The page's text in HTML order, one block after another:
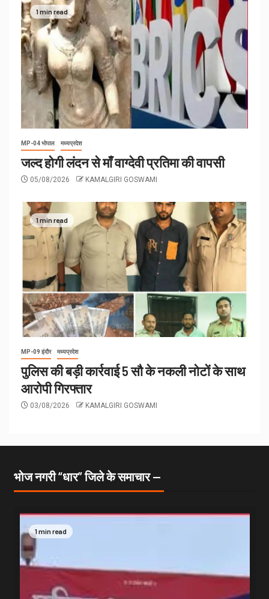
1 min read
MP-04 भोपाल मध्यप्रदेश
जल्द होगी लंदन से माँ वाग्देवी प्रतिमा की वापसी
05/08/2026 KAMALGIRI GOSWAMI
1 min read
MP-09 इंदौर मध्यप्रदेश
पुलिस की बड़ी कार्रवाई 5 सौ के नकली नोटों के साथ
आरोपी गिरफ्तार
03/08/2026 KAMALGIRI GOSWAMI
भोज नगरी “धार” जिले के समाचार —
1 min read